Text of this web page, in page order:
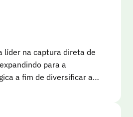
locais. A CCS utiliza Restor
aos investidores de
que os investidores
saibam como os
e acompanhem os
de incêndios. O recurso
clientes a revisar
líder na captura direta de
para a
a fim de diversificar a
Com um compromisso de